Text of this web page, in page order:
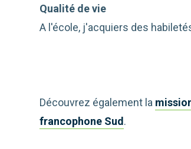
Qualité de vie
A l'école, j'acquiers des
Découvrez également la
francophone Sud.